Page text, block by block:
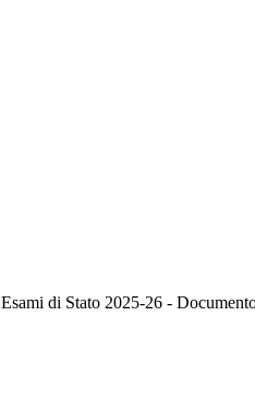
Esami di Stato 2025-26 -